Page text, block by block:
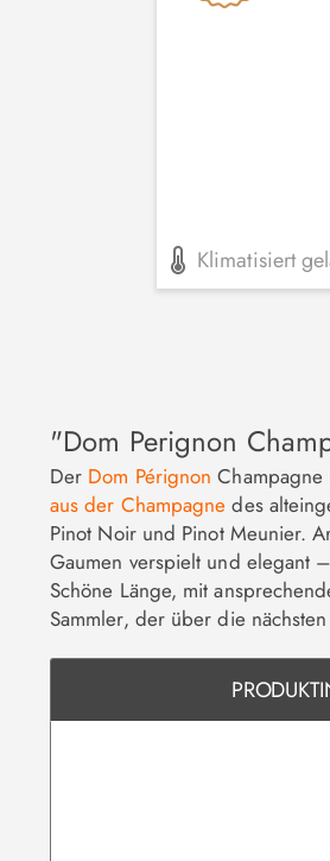
Klimatisiert
"Dom Perignon
Der Dom Pérignon
aus der Champagne des
Pinot Noir und Pinot Meunier.
Gaumen verspielt und elegant
Schöne Länge, mit
Sammler, der über die